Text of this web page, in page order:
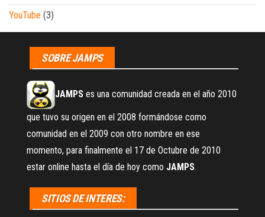
YouTube (3)
SOBRE JAMPS
JAMPS es una comunidad creada en el año 2010
que tuvo su origen en el 2008 formándose como
comunidad en el 2009 con otro nombre en ese
momento, para finalmente el 17 de Octubre de 2010
estar online hasta el día de hoy como JAMPS.
SITIOS DE INTERES: